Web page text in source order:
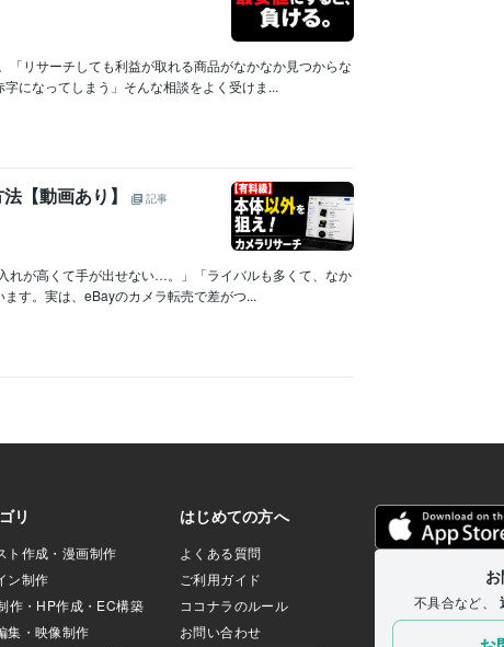
リサーチしても利益が取れる商品がなかなか見つからな
になってしまう」そんな相談をよく受けま...
【動画あり】
記事
れが高くて手が出せない…。」「ライバルも多くて、なか
す。実は、eBayのカメラ転売で差がつ...